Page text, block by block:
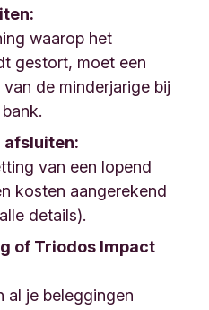
waarop het
gestort, moet een
de minderjarige bij
afsluiten:
van een lopend
kosten aangerekend
details).
of Triodos Impact
al je beleggingen